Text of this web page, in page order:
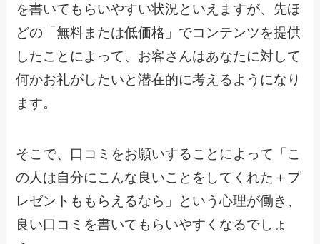
を書いてもらいやすい状況といえますが、先ほ
どの「無料または低価格」でコンテンツを提供
したことによって、お客さんはあなたに対して
何かお礼がしたいと潜在的に考えるようになり
ます。
そこで、口コミをお願いすることによって「こ
の人は自分にこんな良いことをしてくれた＋プ
レゼントももらえるなら」という心理が働き、
良い口コミを書いてもらいやすくなるでしょ